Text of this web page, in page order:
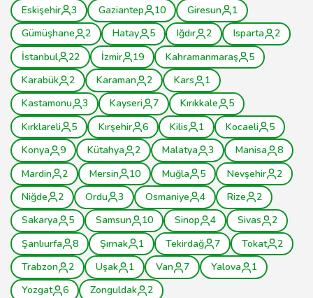
Eskişehir
3 Gaziantep 10 Giresun
1
Gümüşhane
2 Hatay 5 Iğdır 2 Isparta
2
İstanbul
22 İzmir 19 Kahramanmaraş
5
Karabük
2 Karaman 2 Kars
1
Kastamonu
3 Kayseri 7 Kırıkkale
5
Kırklareli
5 Kırşehir 6 Kilis 1 Kocaeli
5
Konya
9 Kütahya 2 Malatya 3 Manisa
8
Mardin
2 Mersin 10 Muğla 5 Nevşehir
2
Niğde
2 Ordu 3 Osmaniye 4 Rize
2
Sakarya
5 Samsun 10 Sinop 4 Sivas
2
Şanlıurfa
8 Şırnak 1 Tekirdağ 7 Tokat
2
Trabzon
2 Uşak 1 Van 7 Yalova
1
Yozgat
6 Zonguldak 2